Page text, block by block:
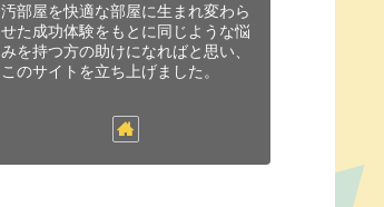
汚部屋を快適な部屋に生まれ変わら
せた成功体験をもとに同じような悩
みを持つ方の助けになればと思い、
このサイトを立ち上げました。